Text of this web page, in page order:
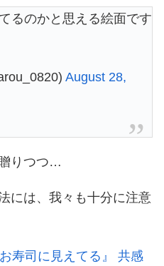
るのかと思える絵面です
August 28,
りつつ…
には、我々も十分に注意
寿司に見えてる』 共感